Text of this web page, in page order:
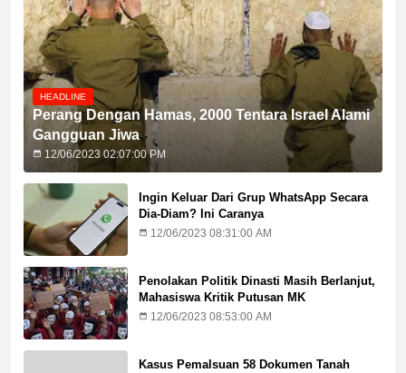
HEADLINE
Perang Dengan Hamas, 2000 Tentara Israel Alami
Gangguan Jiwa
12/06/2023 02:07:00 PM
Ingin Keluar Dari Grup WhatsApp Secara
Dia-Diam? Ini Caranya
12/06/2023 08:31:00 AM
Penolakan Politik Dinasti Masih Berlanjut,
Mahasiswa Kritik Putusan MK
12/06/2023 08:53:00 AM
Kasus Pemalsuan 58 Dokumen Tanah